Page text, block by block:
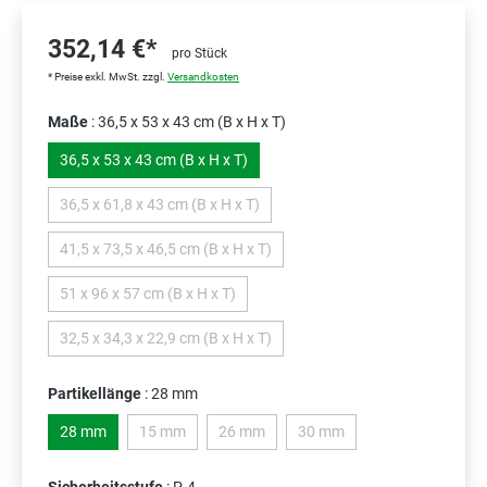
352,14 €* pro Stück
* Preise exkl. MwSt. zzgl. Versandkosten
Maße : 36,5 x 53 x 43 cm (B x H x T)
36,5 x 53 x 43 cm (B x H x T)
36,5 x 61,8 x 43 cm (B x H x T)(Diese Option ist zurzeit nicht verfügbar.)
41,5 x 73,5 x 46,5 cm (B x H x T)(Diese Option ist zurzeit nicht verfügbar.)
51 x 96 x 57 cm (B x H x T)(Diese Option ist zurzeit nicht verfügbar.)
32,5 x 34,3 x 22,9 cm (B x H x T)(Diese Option ist zurzeit nicht verfügbar.)
Partikellänge : 28 mm
28 mm 15 mm(Diese Option ist zurzeit nicht verfügbar.)
26 mm(Diese Option ist zurzeit nicht verfügbar.)
30 mm(Diese Option ist zurzeit